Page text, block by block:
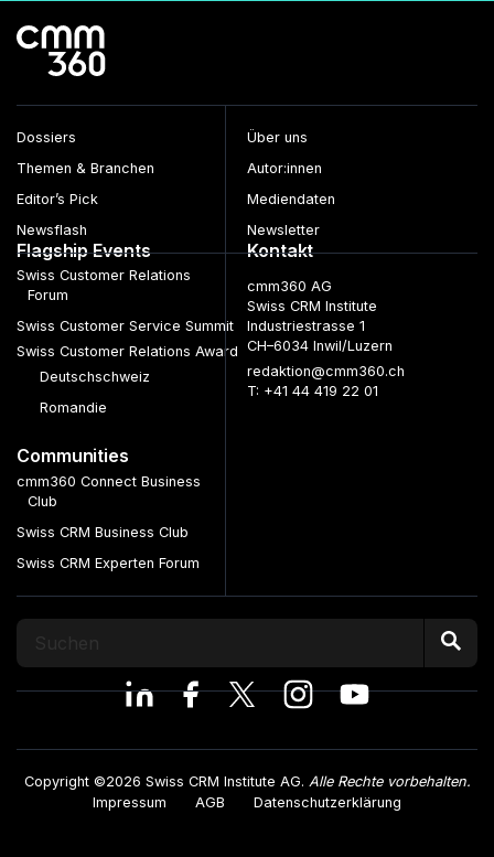
Dossiers
Themen & Branchen
Editor’s Pick
Newsflash
Über uns
Autor:innen
Mediendaten
Newsletter
Flagship Events
Swiss Customer Relations
Forum
Swiss Customer Service Summit
Swiss Customer Relations Award
Deutschschweiz
Romandie
Communities
cmm360 Connect Business
Club
Swiss CRM Business Club
Swiss CRM Experten Forum
Kontakt
cmm360 AG
Swiss CRM Institute
Industriestrasse 1
CH–6034 Inwil/Luzern
redaktion@cmm360.ch
T: +41 44 419 22 01
Copyright ©2026 Swiss CRM Institute AG. Alle Rechte vorbehalten.
Impressum
AGB Datenschutzerklärung